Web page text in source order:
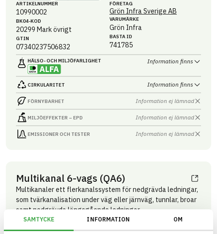
SAMTYCKE INFORMATION OM
ARTIKEL­NUMMER
10990002
BK04-KOD
20299 Mark övrigt
GTIN
07340237506832
FÖRETAG
Grön Infra Sverige AB
VARUMÄRKE
Grön Infra
BASTA ID
741785
HÄLSO- OCH MILJÖ­FARLIGHET Information finns
CIRKULARITET Information finns
FÖRNYBARHET Information ej lämnad
MILJÖEFFEKTER – EPD Information ej lämnad
EMISSIONER OCH TESTER Information ej lämnad
Multikanal 6-vags (QA6)
Multikanaler ett flerkanalssystem för nedgrävda ledningar,
som tvärkanalisation under väg eller järnväg, tunnlar, broar
samt nedgrävda längsgående ledningar
Produktblad
Övriga dokument
ARTIKEL­NUMMER
FÖRETAG